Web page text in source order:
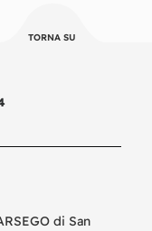
TORNA SU
di San